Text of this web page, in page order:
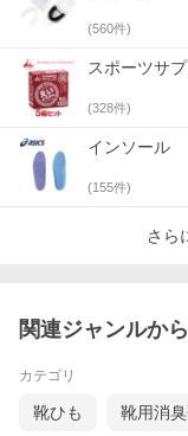
(560件)
スポーツサ
(328件)
インソール
(155件)
さら
関連ジャンルか
カテゴリ
靴ひも 靴用消臭